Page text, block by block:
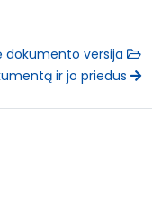
dokumento versija
ir jo priedus